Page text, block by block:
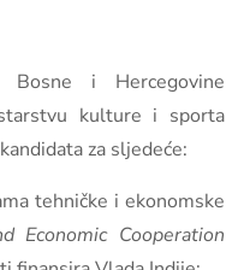
Bosne i Hercegovine
kulture i sporta
za sljedeće:
tehničke i ekonomske
Economic Cooperation